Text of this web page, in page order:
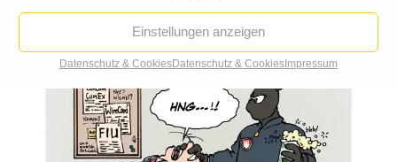
Einstellungen anzeigen
Datenschutz & CookiesDatenschutz & CookiesImpressum